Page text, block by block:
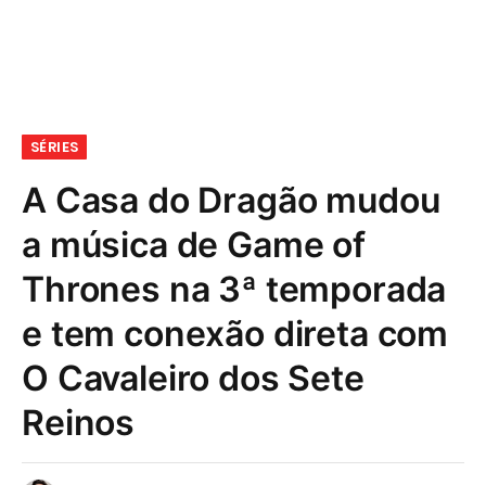
SÉRIES
A Casa do Dragão mudou
a música de Game of
Thrones na 3ª temporada
e tem conexão direta com
O Cavaleiro dos Sete
Reinos